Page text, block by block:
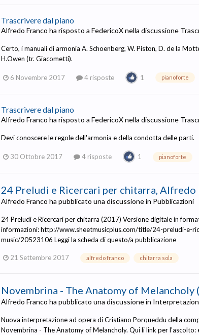
Trascrivere dal piano
Alfredo Franco ha risposto a FedericoXnella discussione
Certo, i manuali di armonia A. Schoenberg, W. Piston, D. de la
H.Owen (tr. Giacometti).
6 Novembre 2017 4 risposte 1 pianoforte
Trascrivere dal piano
Alfredo Franco ha risposto a FedericoXnella discussione
Devi conoscere le regole dell'armonia e della condotta delle parti.
30 Ottobre 2017 4 risposte 1 pianoforte
24 Preludi e Ricercari per chitarra, Alfredo
Alfredo Franco ha pubblicato una discussione in Pubblicazioni
24 Preludi e Ricercari per chitarra (2017) Versione digitale in
informazioni: http://www.sheetmusicplus.com/title/24-preludi-e-
music/20523106 Leggi la scheda di questo/a pubblicazione
21 Settembre 2017 alfredo franco chitarra sola
Novembrina - The Anatomy of Melancholy
Alfredo Franco ha pubblicato una discussione in
Nuova interpretazione ad opera di Cristiano Porqueddu della
Novembrina - The Anatomy of Melancholy. Qui li link per